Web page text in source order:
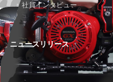
社員インタビュー
ニュースリリース